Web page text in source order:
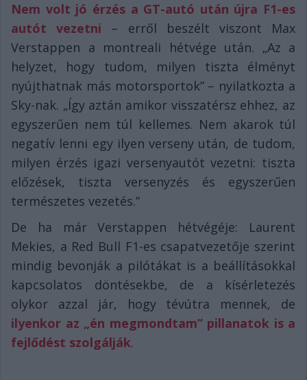
Nem volt jó érzés a GT-autó után újra F1-es
autót vezetni – erről beszélt viszont Max
Verstappen a montreali hétvége után. „Az a
helyzet, hogy tudom, milyen tiszta élményt
nyújthatnak más motorsportok” – nyilatkozta a
Sky-nak. „Így aztán amikor visszatérsz ehhez, az
egyszerűen nem túl kellemes. Nem akarok túl
negatív lenni egy ilyen verseny után, de tudom,
milyen érzés igazi versenyautót vezetni: tiszta
előzések, tiszta versenyzés és egyszerűen
természetes vezetés.”
De ha már Verstappen hétvégéje: Laurent
Mekies, a Red Bull F1-es csapatvezetője szerint
mindig bevonják a pilótákat is a beállításokkal
kapcsolatos döntésekbe, de a kísérletezés
olykor azzal jár, hogy tévútra mennek, de
ilyenkor az „én megmondtam” pillanatok is a
fejlődést szolgálják.